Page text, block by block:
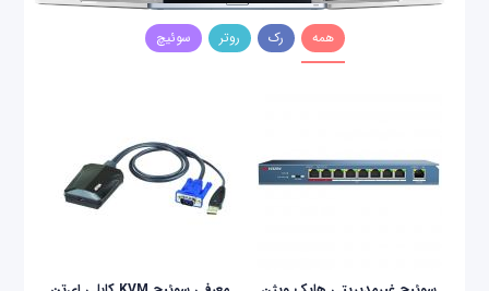
همه رک روتر سوئیچ